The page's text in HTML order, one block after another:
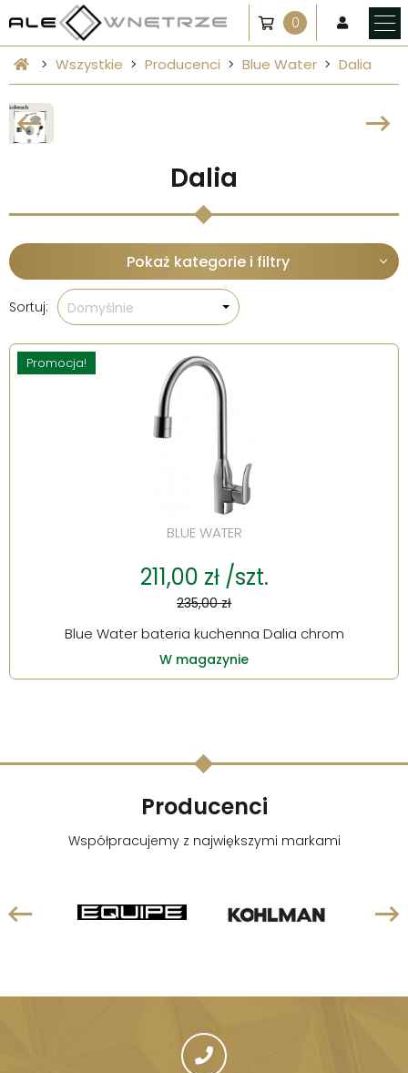
0
Wszystkie Producenci Blue Water Dalia
Dalia
Pokaż kategorie i filtry
Sortuj: Domyślnie
Promocja!
BLUE WATER
211,00 zł /szt.
235,00 zł
Blue Water bateria kuchenna Dalia chrom
W magazynie
Producenci
Współpracujemy z największymi markami